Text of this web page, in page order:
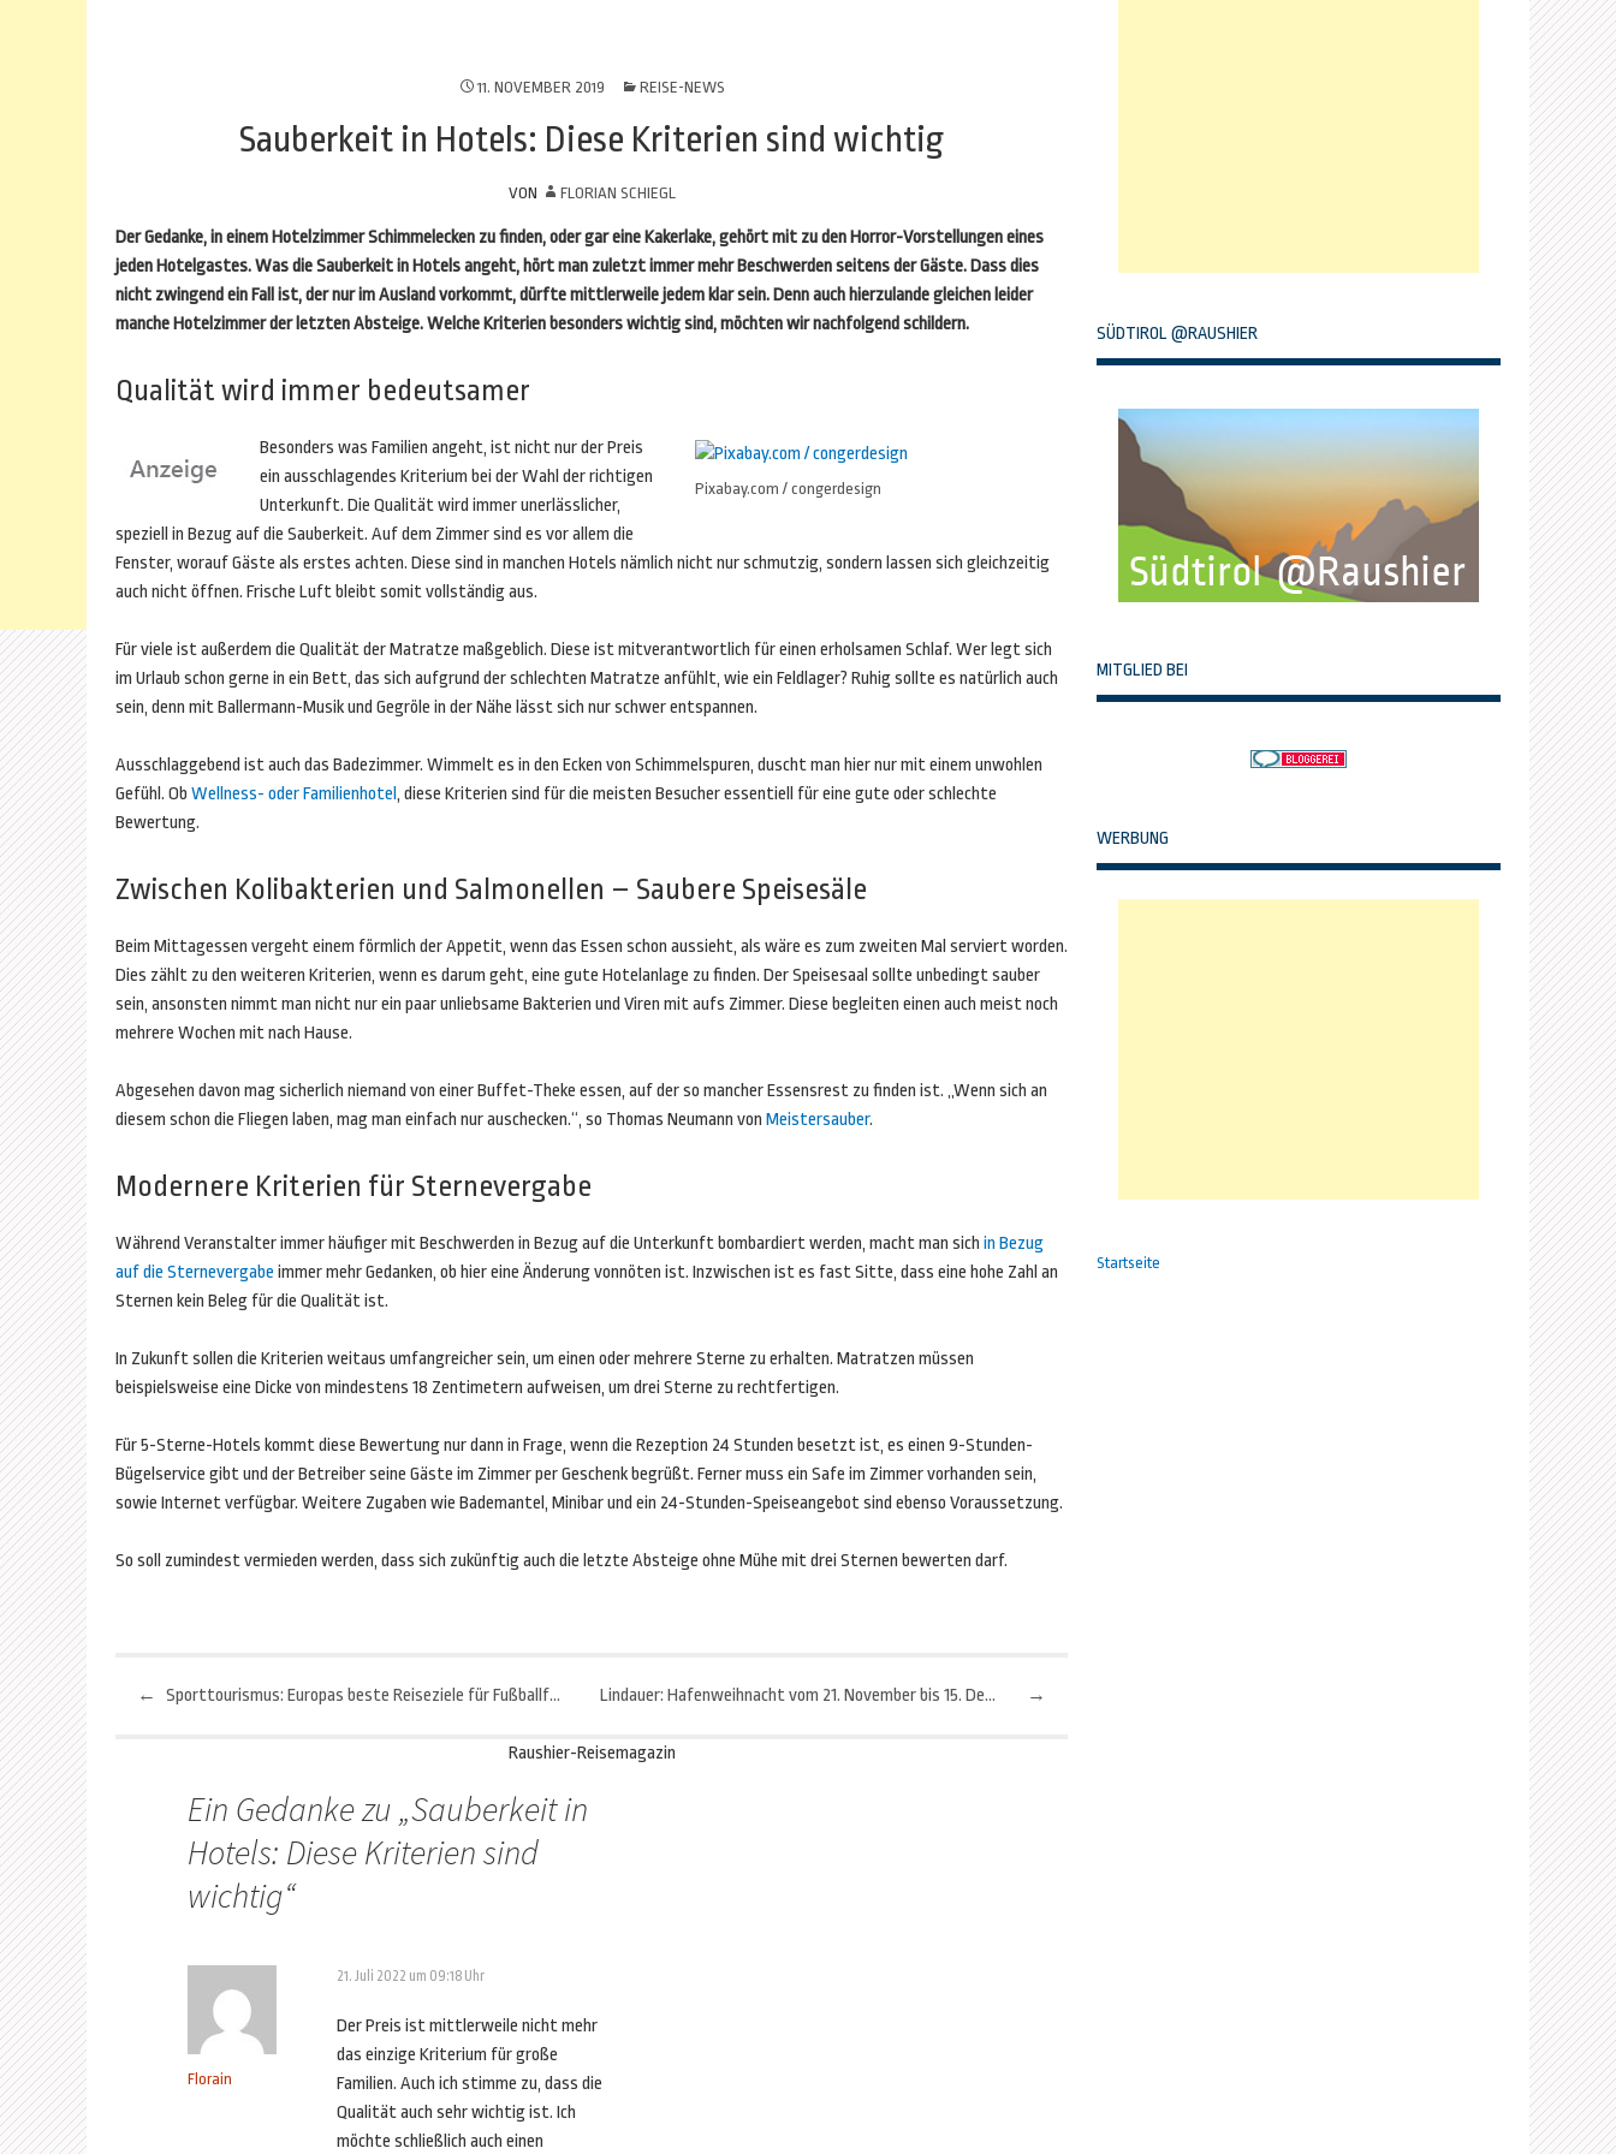
11. NOVEMBER 2019 REISE-NEWS
Sauberkeit in Hotels: Diese Kriterien sind wichtig
VON FLORIAN SCHIEGL
Der Gedanke, in einem Hotelzimmer Schimmelecken zu finden, oder gar eine Kakerlake, gehört mit zu den Horror-Vorstellungen eines
jeden Hotelgastes. Was die Sauberkeit in Hotels angeht, hört man zuletzt immer mehr Beschwerden seitens der Gäste. Dass dies
nicht zwingend ein Fall ist, der nur im Ausland vorkommt, dürfte mittlerweile jedem klar sein. Denn auch hierzulande gleichen leider
manche Hotelzimmer der letzten Absteige. Welche Kriterien besonders wichtig sind, möchten wir nachfolgend schildern.
Qualität wird immer bedeutsamer
Pixabay.com / congerdesign
Besonders was Familien angeht, ist nicht nur der Preis
ein ausschlagendes Kriterium bei der Wahl der richtigen
Unterkunft. Die Qualität wird immer unerlässlicher,
speziell in Bezug auf die Sauberkeit. Auf dem Zimmer sind es vor allem die
Fenster, worauf Gäste als erstes achten. Diese sind in manchen Hotels nämlich nicht nur schmutzig, sondern lassen sich gleichzeitig
auch nicht öffnen. Frische Luft bleibt somit vollständig aus.
Für viele ist außerdem die Qualität der Matratze maßgeblich. Diese ist mitverantwortlich für einen erholsamen Schlaf. Wer legt sich
im Urlaub schon gerne in ein Bett, das sich aufgrund der schlechten Matratze anfühlt, wie ein Feldlager? Ruhig sollte es natürlich auch
sein, denn mit Ballermann-Musik und Gegröle in der Nähe lässt sich nur schwer entspannen.
Ausschlaggebend ist auch das Badezimmer. Wimmelt es in den Ecken von Schimmelspuren, duscht man hier nur mit einem unwohlen
Gefühl. Ob Wellness- oder Familienhotel , diese Kriterien sind für die meisten Besucher essentiell für eine gute oder schlechte
Bewertung.
Zwischen Kolibakterien und Salmonellen – Saubere Speisesäle
Beim Mittagessen vergeht einem förmlich der Appetit, wenn das Essen schon aussieht, als wäre es zum zweiten Mal serviert worden.
Dies zählt zu den weiteren Kriterien, wenn es darum geht, eine gute Hotelanlage zu finden. Der Speisesaal sollte unbedingt sauber
sein, ansonsten nimmt man nicht nur ein paar unliebsame Bakterien und Viren mit aufs Zimmer. Diese begleiten einen auch meist noch
mehrere Wochen mit nach Hause.
Abgesehen davon mag sicherlich niemand von einer Buffet-Theke essen, auf der so mancher Essensrest zu finden ist. „Wenn sich an
diesem schon die Fliegen laben, mag man einfach nur auschecken.“, so Thomas Neumann von Meistersauber.
Modernere Kriterien für Sternevergabe
Während Veranstalter immer häufiger mit Beschwerden in Bezug auf die Unterkunft bombardiert werden, macht man sich in Bezug
auf die Sternevergabe immer mehr Gedanken, ob hier eine Änderung vonnöten ist. Inzwischen ist es fast Sitte, dass eine hohe Zahl an
Sternen kein Beleg für die Qualität ist.
In Zukunft sollen die Kriterien weitaus umfangreicher sein, um einen oder mehrere Sterne zu erhalten. Matratzen müssen
beispielsweise eine Dicke von mindestens 18 Zentimetern aufweisen, um drei Sterne zu rechtfertigen.
Für 5-Sterne-Hotels kommt diese Bewertung nur dann in Frage, wenn die Rezeption 24 Stunden besetzt ist, es einen 9-Stunden-
Bügelservice gibt und der Betreiber seine Gäste im Zimmer per Geschenk begrüßt. Ferner muss ein Safe im Zimmer vorhanden sein,
sowie Internet verfügbar. Weitere Zugaben wie Bademantel, Minibar und ein 24-Stunden-Speiseangebot sind ebenso Voraussetzung.
So soll zumindest vermieden werden, dass sich zukünftig auch die letzte Absteige ohne Mühe mit drei Sternen bewerten darf.
Beitragsnavigation
← Sporttourismus: Europas beste Reiseziele für Fußballfans →
Lindauer: Hafenweihnacht vom 21. November bis 15. Dezember
Raushier-Reisemagazin
Ein Gedanke zu „Sauberkeit in
Hotels: Diese Kriterien sind
wichtig“
Florain
21. Juli 2022 um 09:18 Uhr
Der Preis ist mittlerweile nicht mehr
das einzige Kriterium für große
Familien. Auch ich stimme zu, dass die
Qualität auch sehr wichtig ist. Ich
möchte schließlich auch einen
SÜDTIROL @RAUSHIER
MITGLIED BEI
WERBUNG
Startseite